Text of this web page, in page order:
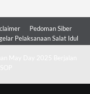
Pedoman Siber
Pelaksanaan Salat Idul